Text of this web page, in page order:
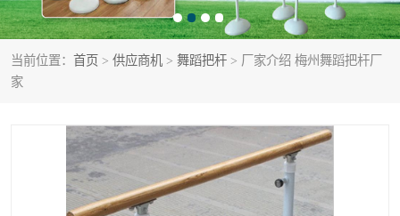
当前位置： 首页 > 供应商机 > 舞蹈把杆 > 厂家介绍 梅州舞蹈把杆厂
家
300米障碍器材 攀爬架
塑胶跑道 400米障碍器材1